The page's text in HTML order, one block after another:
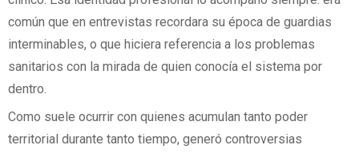
común que en entrevistas recordara su época de guardias
interminables, o que hiciera referencia a los problemas
sanitarios con la mirada de quien conocía el sistema por
dentro.
Como suele ocurrir con quienes acumulan tanto poder
territorial durante tanto tiempo, generó controversias